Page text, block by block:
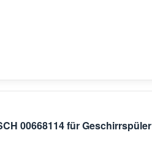
00668114 für Geschirrspüler